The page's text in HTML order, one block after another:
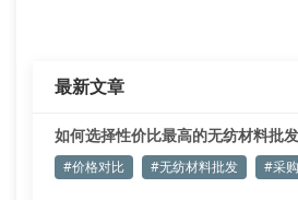
已通过sg
最新文章
如何选择性价比最高的无纺材料批
#价格对比 #无纺材料批发 #采